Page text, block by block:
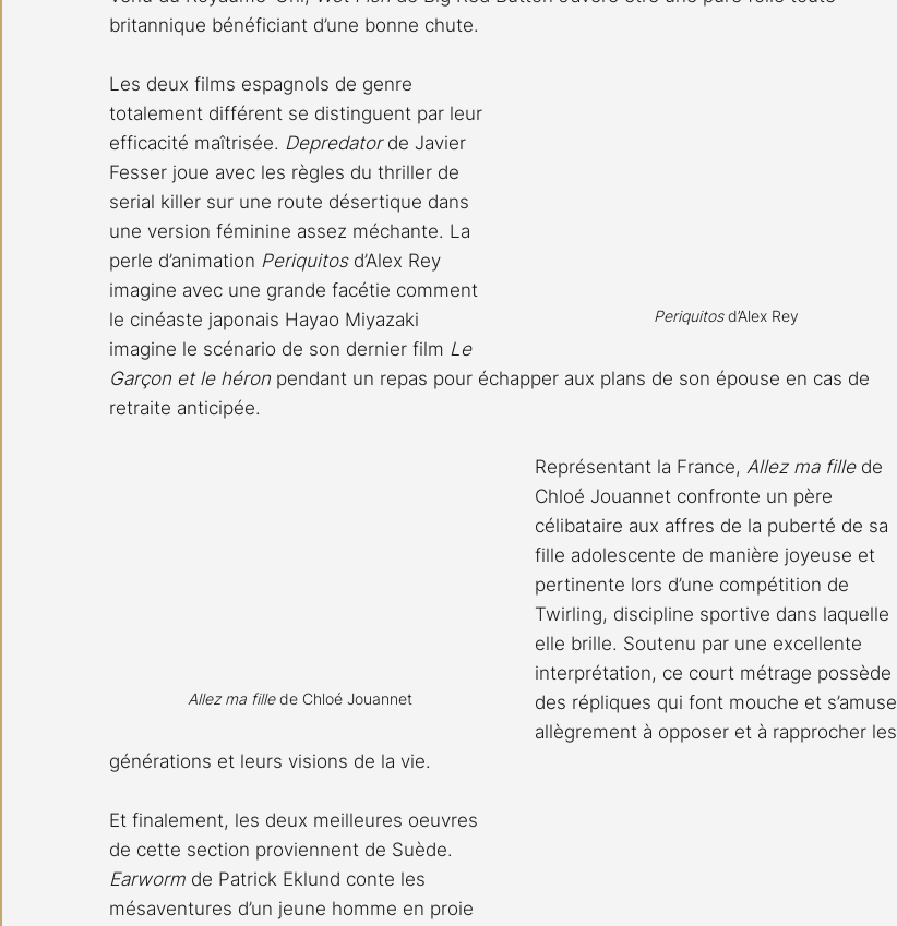
britannique bénéficiant d’une bonne chute.
Periquitos d’Alex Rey
Les deux films espagnols de genre
totalement différent se distinguent par leur
efficacité maîtrisée. Depredator de Javier
Fesser joue avec les règles du thriller de
serial killer sur une route désertique dans
une version féminine assez méchante. La
perle d’animation Periquitos d’Alex Rey
imagine avec une grande facétie comment
le cinéaste japonais Hayao Miyazaki
imagine le scénario de son dernier film Le
Garçon et le héron pendant un repas pour échapper aux plans de son épouse en cas de
retraite anticipée.
Allez ma fille de Chloé Jouannet
Représentant la France, Allez ma fille de
Chloé Jouannet confronte un père
célibataire aux affres de la puberté de sa
fille adolescente de manière joyeuse et
pertinente lors d’une compétition de
Twirling, discipline sportive dans laquelle
elle brille. Soutenu par une excellente
interprétation, ce court métrage possède
des répliques qui font mouche et s’amuse
allègrement à opposer et à rapprocher les
générations et leurs visions de la vie.
Et finalement, les deux meilleures oeuvres
de cette section proviennent de Suède.
Earworm de Patrick Eklund conte les
mésaventures d’un jeune homme en proie